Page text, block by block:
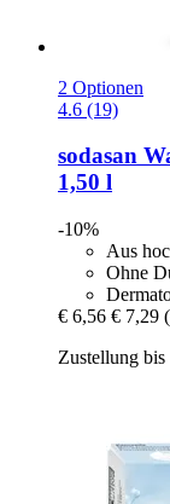
2 Optionen
4.6 (19)
sodasan
1,50 l
-10%
Aus
Ohne
€ 6,56 € 7,29
Zustellung